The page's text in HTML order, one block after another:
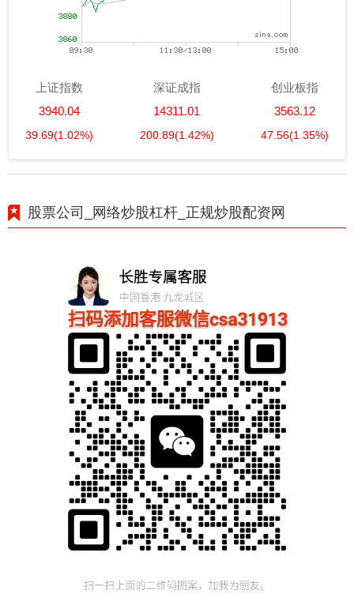
上证指数
3940.04
39.69(1.02%)
深证成指
14311.01
200.89(1.42%)
创业板指
3563.12
47.56(1.35%)
股票公司_网络炒股杠杆_正规炒股配资网